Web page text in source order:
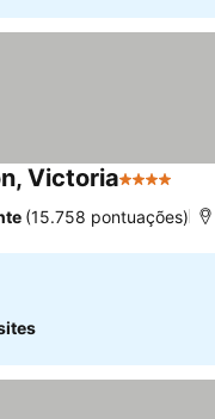
Victoria4 Estrelas
(15.758 pontuações)